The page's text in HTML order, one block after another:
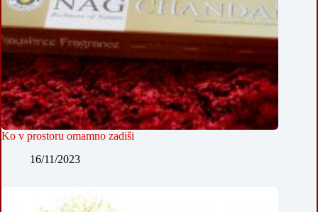
Ko v prostoru omamno zadiši
16/11/2023